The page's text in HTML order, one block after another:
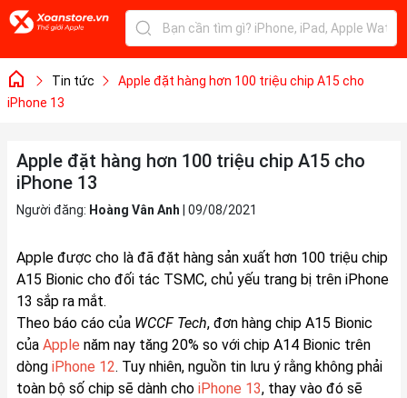
Tin tức
Apple đặt hàng hơn 100 triệu chip A15 cho
iPhone 13
Apple đặt hàng hơn 100 triệu chip A15 cho
iPhone 13
Người đăng: Hoàng Vân Anh 09/08/2021
Apple được cho là đã đặt hàng sản xuất hơn 100 triệu chip
A15 Bionic cho đối tác TSMC, chủ yếu trang bị trên iPhone
13 sắp ra mắt.
Theo báo cáo của WCCF Tech, đơn hàng chip A15 Bionic
của Apple năm nay tăng 20% so với chip A14 Bionic trên
dòng iPhone 12. Tuy nhiên, nguồn tin lưu ý rằng không phải
toàn bộ số chip sẽ dành cho iPhone 13, thay vào đó sẽ